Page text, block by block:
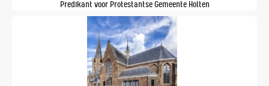
Predikant voor Protestantse Gemeente Holten